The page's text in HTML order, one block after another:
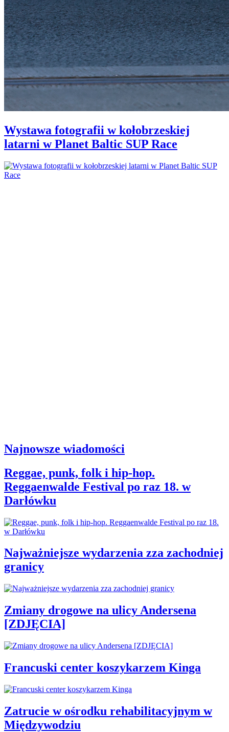
Wystawa fotografii w kołobrzeskiej
latarni w Planet Baltic SUP Race
Najnowsze wiadomości
Reggae, punk, folk i hip-hop.
Reggaenwalde Festival po raz 18. w
Darłówku
Najważniejsze wydarzenia zza zachodniej
granicy
Zmiany drogowe na ulicy Andersena
[ZDJĘCIA]
Francuski center koszykarzem Kinga
Zatrucie w ośrodku rehabilitacyjnym w
Międzywodziu